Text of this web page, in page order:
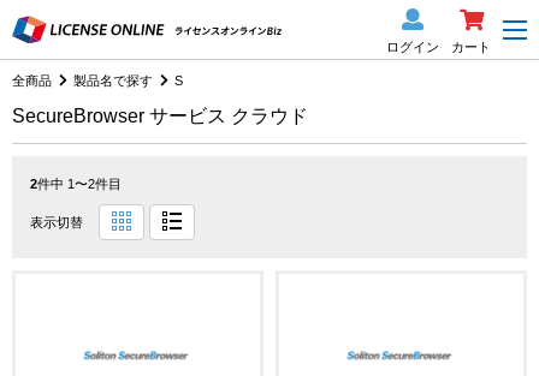
ログイン カート
全商品 製品名で探す S
SecureBrowser サービス クラウド
2件中 1〜2件目
表示切替